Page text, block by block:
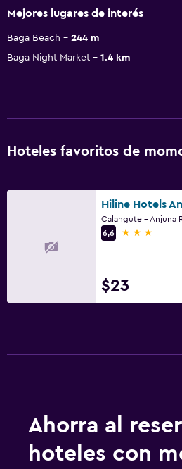
Mejores lugares de interés
Baga Beach
244 m
Baga Night Market
1.4 km
Hoteles favoritos de
Calangute - Anjuna
6,6
3 estrellas
$23
Ahorra al
hoteles con